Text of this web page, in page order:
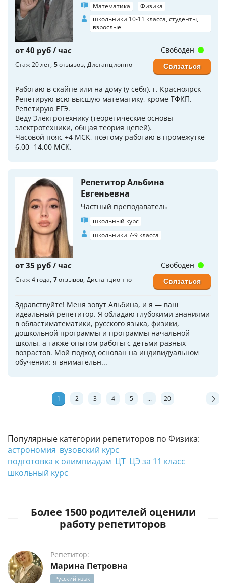
Популярные категории репетиторов по Физика:
астрономия вузовский курс
подготовка к олимпиадам ЦТ ЦЭ за 11 класс
школьный курс
Математика
Физика
школьники 10-11 класса, студенты,
взрослые
от 40 руб / час
Стаж 20 лет 5отзывов Дистанционно
Работаю в скайпе или на дому (у себя), г. Красноярск
Репетирую всю высшую математику, кроме ТФКП.
Репетирую ЕГЭ.
Веду Электротехнику (теоретические основы
электротехники, общая теория цепей).
Часовой пояс +4 МСК, поэтому работаю в промежутке
6.00 -14.00 МСК.
Свободен
Связаться
Репетитор Альбина
Евгеньевна
Частный преподаватель
школьный курс
школьники 7-9 класса
от 35 руб / час
Стаж 4 года 7отзывов Дистанционно
Здравствуйте! Меня зовут Альбина, и я — ваш
идеальный репетитор. Я обладаю глубокими знаниями
в областиматематики, русского языка, физики,
дошкольной программы и программы начальной
школы, а также опытом работы с детьми разных
возрастов. Мой подход основан на индивидуальном
обучении: я внимательн...
Свободен
Связаться
1 2 3 4 5 ... 20
Более 1500 родителей оценили
работу репетиторов
Репетитор:
Марина Петровна
Русский язык